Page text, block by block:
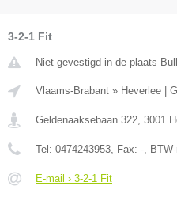
3-2-1 Fit
Niet gevestigd in de plaats
Vlaams-Brabant » Heverlee
Geldenaaksebaan 322, 3001
Tel: 0474243953, Fax: -,
E-mail › 3-2-1 Fit